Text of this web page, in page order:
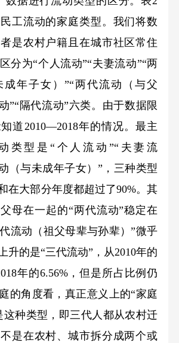
工流动的家庭类型。我们将数
是农村户籍且在城市社区常住
分为“个人流动”“夫妻流动”“两
年子女）”“两代流动（与父
”“隔代流动”六类。由于数据限
道2010—2018年的情况。最主
类型是“个人流动”“夫妻流
（与未成年子女）”，三种类型
在大部分年度都超过了90%。其
母在一起的“两代流动”稳定在
流动（祖父母辈与孙辈）”微乎
升的是“三代流动”，从2010年的
年的6.56%，但是所占比例仍
的角度看，真正意义上的“家庭
这种类型，即三代人都从农村迁
是在农村、城市拆分成两个或